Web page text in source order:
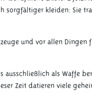
sorgfältiger kleiden: Sie
und vor allen Dingen
ausschließlich als Waffe
Zeit datieren viele